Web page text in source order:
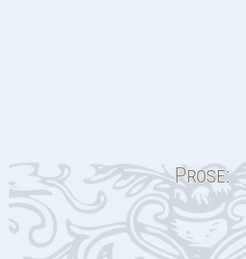
Prose: